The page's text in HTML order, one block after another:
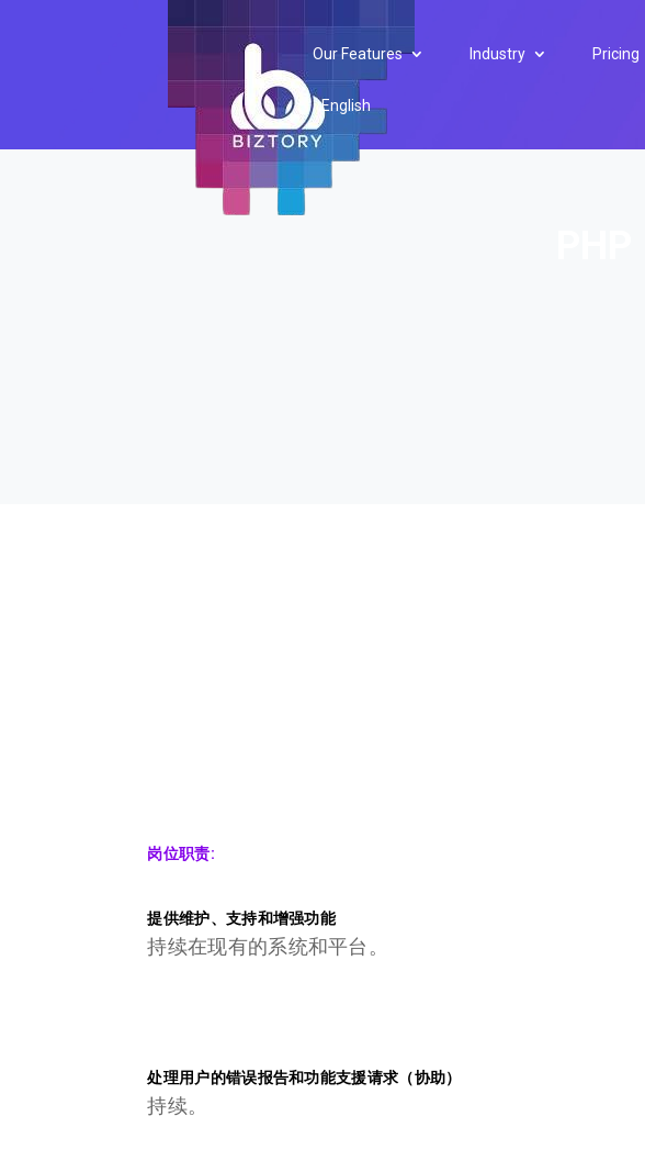
Our Features Industry Pricing
English
岗位职责:
提供维护、支持和增强功能
持续在现有的系统和平台。
处理用户的错误报告和功能支援请求（协助）
持续。